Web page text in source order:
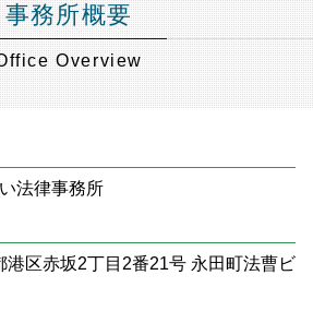
事務所概要
Overview
法律事務所
港区赤坂2丁目2番21号 永田町法曹ビ